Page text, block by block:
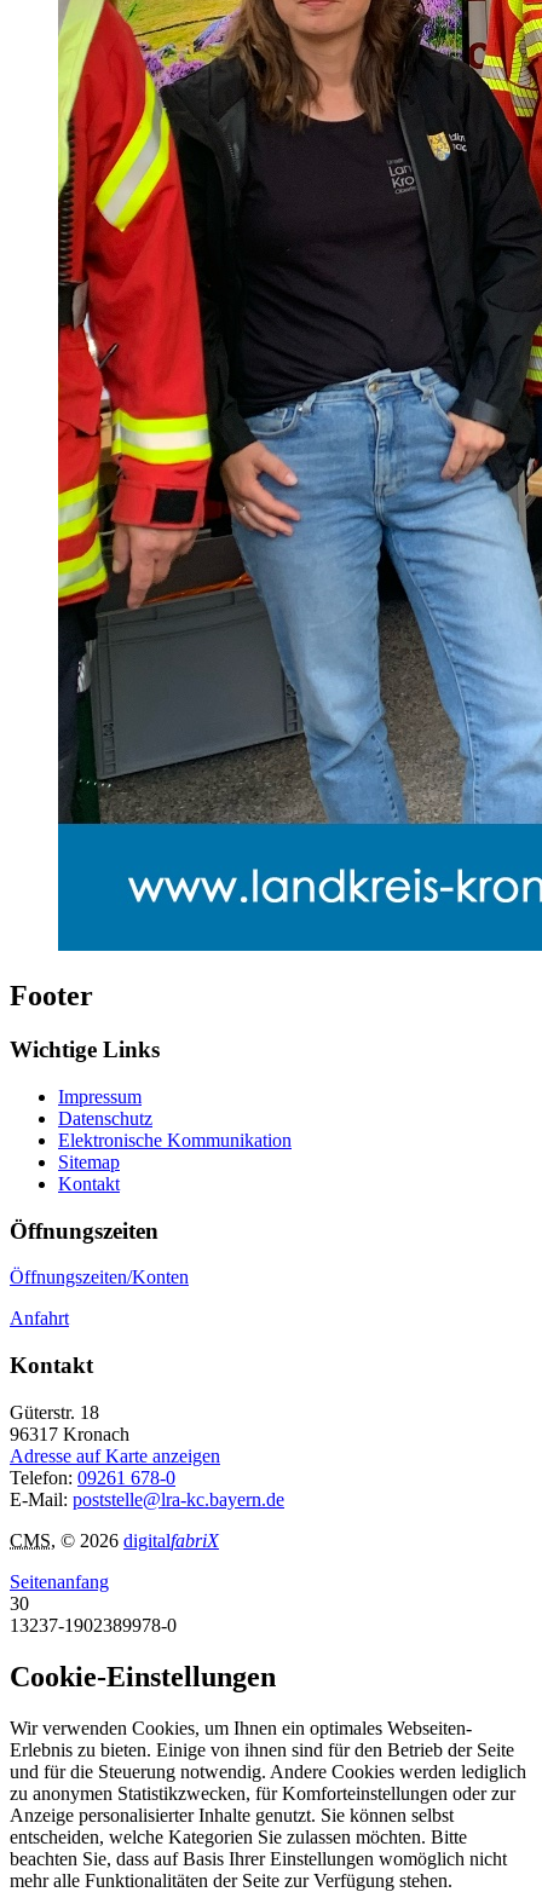
Footer
Wichtige Links
Impressum
Datenschutz
Elektronische Kommunikation
Sitemap
Kontakt
Öffnungszeiten
Öffnungszeiten/Konten
Anfahrt
Kontakt
Güterstr. 18
96317 Kronach
Adresse auf Karte anzeigen
Telefon: 09261 678-0
E-Mail: poststelle@lra-kc.bayern.de
CMS, © 2026 digitalfabriX
Seitenanfang
30
13237-1902389978-0
Cookie-Einstellungen
Wir verwenden Cookies, um Ihnen ein optimales Webseiten-
Erlebnis zu bieten. Einige von ihnen sind für den Betrieb der Seite
und für die Steuerung notwendig. Andere Cookies werden lediglich
zu anonymen Statistikzwecken, für Komforteinstellungen oder zur
Anzeige personalisierter Inhalte genutzt. Sie können selbst
entscheiden, welche Kategorien Sie zulassen möchten. Bitte
beachten Sie, dass auf Basis Ihrer Einstellungen womöglich nicht
mehr alle Funktionalitäten der Seite zur Verfügung stehen.